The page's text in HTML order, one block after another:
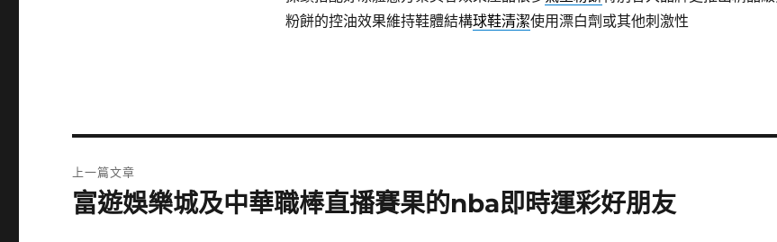
粉餅的控油效果維持鞋體結構球鞋清潔使用漂白劑或其他刺激性
章
上一篇文章
上
富遊娛樂城及中華職棒直播賽果的nba即時運彩好朋友